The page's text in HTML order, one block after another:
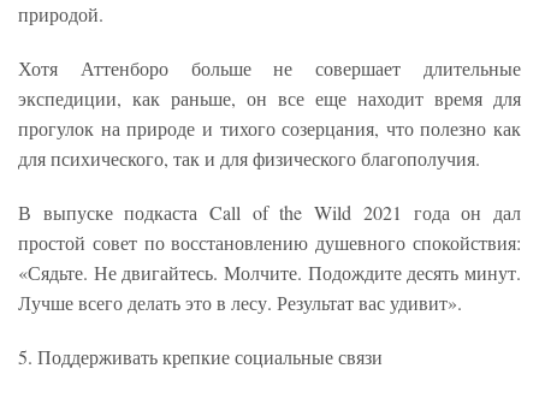
природой.
Хотя Аттенборо больше не совершает длительные
экспедиции, как раньше, он все еще находит время для
прогулок на природе и тихого созерцания, что полезно как
для психического, так и для физического благополучия.
В выпуске подкаста Call of the Wild 2021 года он дал
простой совет по восстановлению душевного спокойствия:
«Сядьте. Не двигайтесь. Молчите. Подождите десять минут.
Лучше всего делать это в лесу. Результат вас удивит».
5. Поддерживать крепкие социальные связи